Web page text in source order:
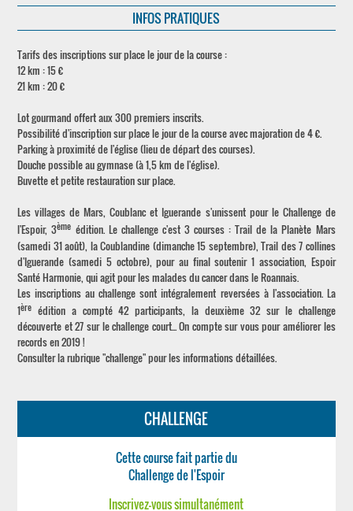
INFOS PRATIQUES
Tarifs des inscriptions sur place le jour de la course :
12 km : 15 €
21 km : 20 €
Lot gourmand offert aux 300 premiers inscrits.
Possibilité d'inscription sur place le jour de la course avec majoration de 4 €.
Parking à proximité de l'église (lieu de départ des courses).
Douche possible au gymnase (à 1,5 km de l'église).
Buvette et petite restauration sur place.
Les villages de Mars, Coublanc et Iguerande s'unissent pour le Challenge de
l'Espoir, 3ème édition. Le challenge c'est 3 courses : Trail de la Planète Mars
(samedi 31 août), la Coublandine (dimanche 15 septembre), Trail des 7 collines
d'Iguerande (samedi 5 octobre), pour au final soutenir 1 association, Espoir
Santé Harmonie, qui agit pour les malades du cancer dans le Roannais.
Les inscriptions au challenge sont intégralement reversées à l'association. La
1ère édition a compté 42 participants, la deuxième 32 sur le challenge
découverte et 27 sur le challenge court... On compte sur vous pour améliorer les
records en 2019 !
Consulter la rubrique "challenge" pour les informations détaillées.
CHALLENGE
Cette course fait partie du
Challenge de l'Espoir
Inscrivez-vous simultanément